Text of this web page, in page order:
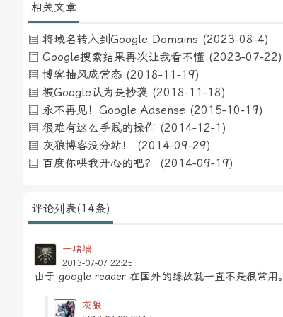
相关文章
将域名转入到Google Domains (2023-08-4)
Google搜索结果再次让我看不懂 (2023-07-22)
博客抽风成常态 (2018-11-19)
被Google认为是抄袭 (2018-11-18)
永不再见！Google Adsense (2015-10-19)
很难有这么手贱的操作 (2014-12-1)
灰狼博客没分站！
(2014-09-29)
百度你哄我开心的吧？
(2014-09-19)
评论列表(14条)
一堵墙
2013-07-07 22:25
由于 google reader 在国外的缘故就一直不是很常用。
灰狼